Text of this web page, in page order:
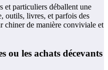
et particuliers déballent une
outils, livres, et parfois des
chiner de manière conviviale et
ou les achats décevants